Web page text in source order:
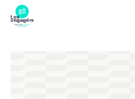
content